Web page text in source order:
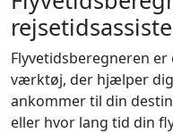
Flyvetidsberegneren
værktøj, der hjælper
ankommer til din
eller hvor lang tid din